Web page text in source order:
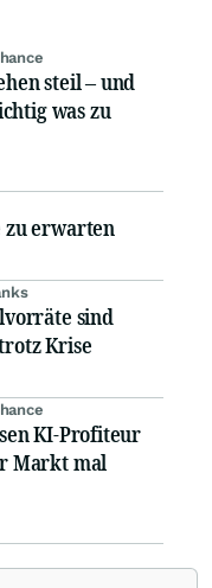
steil – und
was zu
zu erwarten
sind
Krise
KI-Profiteur
Markt mal